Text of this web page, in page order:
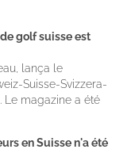
golf suisse est
lança le
Suisse-Svizzera-
Le magazine a été
en Suisse n'a été